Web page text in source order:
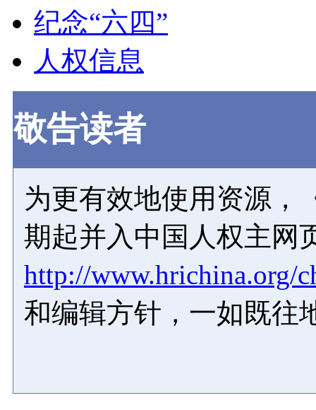
纪念“六四”
人权信息
敬告读者
为更有效地使用资源，
期起并入中国人权主网
http://www.hrichina.org/
和编辑方针，一如既往